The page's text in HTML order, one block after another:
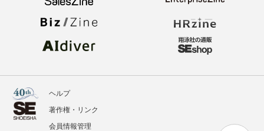
ヘルプ
著作権・リンク
会員情報管理